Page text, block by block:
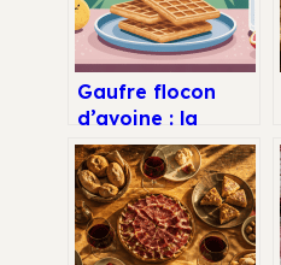
Gaufre flocon
d’avoine : la
recette saine,
rapide et
vraiment
croustillante